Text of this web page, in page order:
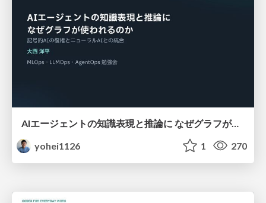
AIエージェントの知識表現と推論に なぜグラフが使われるのか - 記号的AIの復権とニューラルAIとの統合
yohei1126
1 270